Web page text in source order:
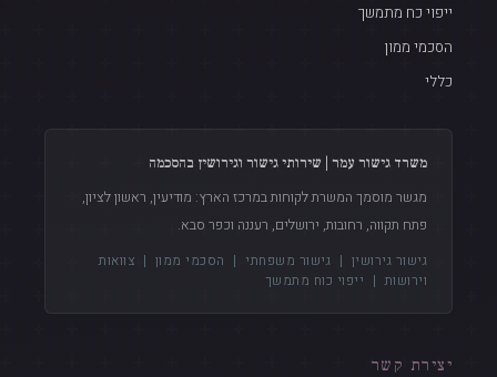
ייפוי כח מתמשך
הסכמי ממון
כללי
משרד גישור עמר | שירותי גישור וגירושין בהסכמה
מגשר מוסמך המשרת לקוחות במרכז הארץ: מודיעין, ראשון לציון,
פתח תקווה, רחובות, ירושלים, רעננה וכפר סבא.
גישור גירושין | גישור משפחתי | הסכמי ממון | צוואות
וירושות | ייפוי כוח מתמשך
יצירת קשר